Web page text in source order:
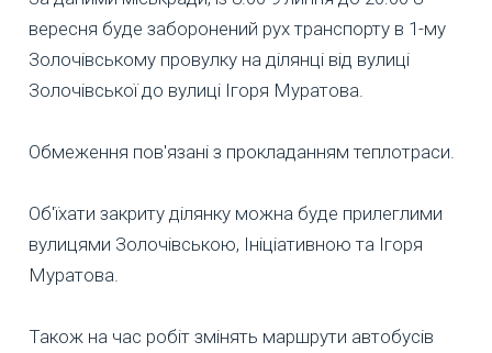
вересня буде заборонений рух транспорту в 1-му
Золочівському провулку на ділянці від вулиці
Золочівської до вулиці Ігоря Муратова.
Обмеження пов'язані з прокладанням теплотраси.
Об'їхати закриту ділянку можна буде прилеглими
вулицями Золочівською, Ініціативною та Ігоря
Муратова.
Також на час робіт змінять маршрути автобусів